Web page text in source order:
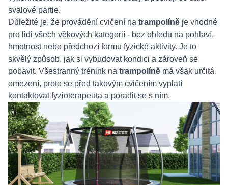
svalové partie.
Důležité je, že provádění cvičení na trampolíně je vhodné
pro lidi všech věkových kategorií - bez ohledu na pohlaví,
hmotnost nebo předchozí formu fyzické aktivity. Je to
skvělý způsob, jak si vybudovat kondici a zároveň se
pobavit. Všestranný trénink na trampolíně má však určitá
omezení, proto se před takovým cvičením vyplatí
kontaktovat fyzioterapeuta a poradit se s ním.